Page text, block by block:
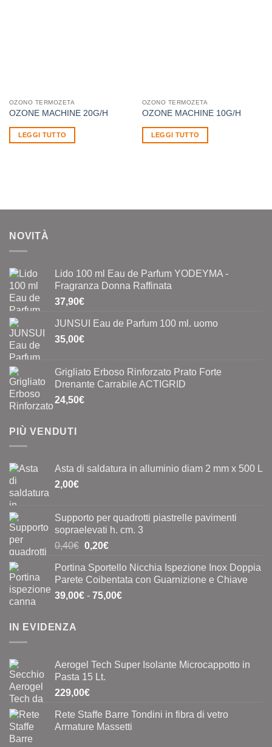
OZONO TERMOZETA
OZONE MACHINE 20G/H
LEGGI TUTTO
OZONO TERMOZETA
OZONE MACHINE 10G/H
LEGGI TUTTO
NOVITÀ
Lido 100 ml Eau de Parfum YODEYMA -
Fragranza Donna Raffinata
37,90€
JUNSUI Eau de Parfum 100 ml. uomo
35,00€
Grigliato Erboso Rinforzato Prato Forte
Drenante Carrabile ACTIGRID
24,50€
PIÙ VENDUTI
Asta di saldatura in alluminio diam 2 mm x 500 L
2,00€
Supporto per quadrotti piastrelle pavimenti
sopraelevati h. cm. 3
0,40€ Il
originale
era:
0,40€.
0,20€Il
attuale
è:
0,20€.
Portina Sportello Nicchia Ispezione Inox Doppia
Parete Coibentata con Guarnizione e Chiave
39,00€ - 75,00€Fascia
75,00€
IN EVIDENZA
Aerogel Tech Super Isolante Microcappotto in
Pasta 15 Lt.
229,00€
Rete Staffe Barre Tondini in fibra di vetro
Armature Massetti